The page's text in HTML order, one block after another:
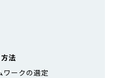
法
ワークの選定